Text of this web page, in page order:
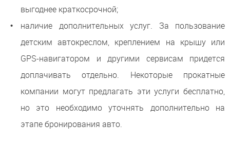
выгоднее краткосрочной;
наличие дополнительных услуг. За пользование
детским автокреслом, креплением на крышу или
GPS-навигатором и другими сервисам придется
доплачивать отдельно. Некоторые прокатные
компании могут предлагать эти услуги бесплатно,
но это необходимо уточнять дополнительно на
этапе бронирования авто.